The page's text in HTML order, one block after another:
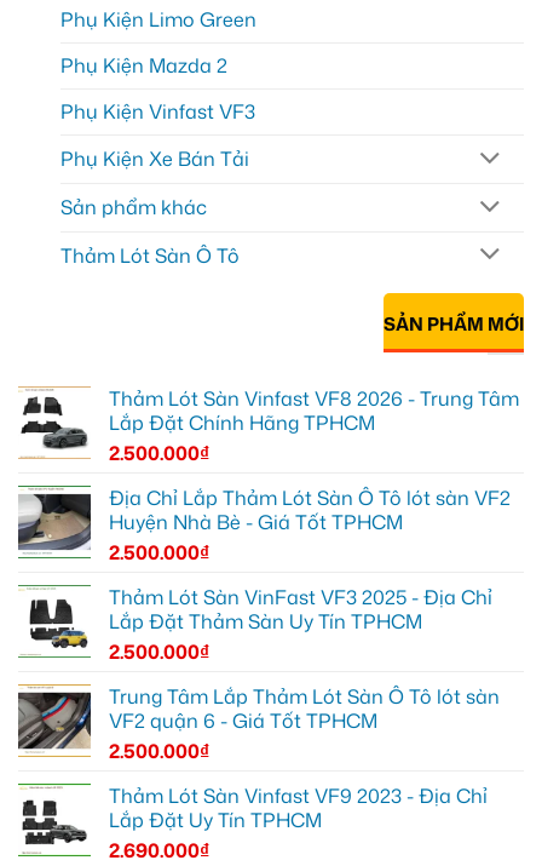
Phụ Kiện Limo Green
Phụ Kiện Mazda 2
Phụ Kiện Vinfast VF3
Phụ Kiện Xe Bán Tải
Sản phẩm khác
Thảm Lót Sàn Ô Tô
SẢN PHẨM MỚI
Thảm Lót Sàn Vinfast VF8 2026 - Trung Tâm
Lắp Đặt Chính Hãng TPHCM
2.500.000₫
Địa Chỉ Lắp Thảm Lót Sàn Ô Tô lót sàn VF2
Huyện Nhà Bè - Giá Tốt TPHCM
2.500.000₫
Thảm Lót Sàn VinFast VF3 2025 - Địa Chỉ
Lắp Đặt Thảm Sàn Uy Tín TPHCM
2.500.000₫
Trung Tâm Lắp Thảm Lót Sàn Ô Tô lót sàn
VF2 quận 6 - Giá Tốt TPHCM
2.500.000₫
Thảm Lót Sàn Vinfast VF9 2023 - Địa Chỉ
Lắp Đặt Uy Tín TPHCM
2.690.000₫